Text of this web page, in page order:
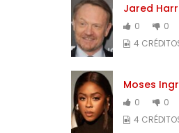
Jared
0
0
4
Moses
0
0
4